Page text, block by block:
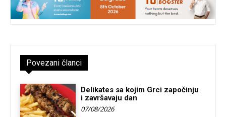
Povezani članci
Delikates sa kojim Grci započinju
i završavaju dan
07/08/2026